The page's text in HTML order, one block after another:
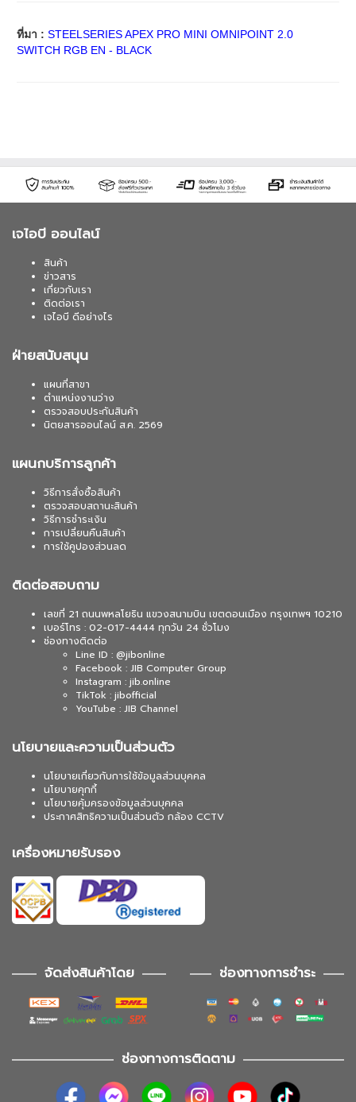
ที่มา : STEELSERIES APEX PRO MINI OMNIPOINT 2.0
SWITCH RGB EN - BLACK
เจไอบี ออนไลน์
สินค้า
ข่าวสาร
เกี่ยวกับเรา
ติดต่อเรา
เจไอบี ดีอย่างไร
ฝ่ายสนับสนุน
แผนที่สาขา
ตำแหน่งงานว่าง
ตรวจสอบประกันสินค้า
นิตยสารออนไลน์ ส.ค. 2569
แผนกบริการลูกค้า
วิธีการสั่งซื้อสินค้า
ตรวจสอบสถานะสินค้า
วิธีการชำระเงิน
การเปลี่ยนคืนสินค้า
การใช้คูปองส่วนลด
ติดต่อสอบถาม
เลขที่ 21 ถนนพหลโยธิน แขวงสนามบิน เขตดอนเมือง กรุงเทพฯ 10210
เบอร์โทร : 02-017-4444 ทุกวัน 24 ชั่วโมง
ช่องทางติดต่อ
Line ID : @jibonline
Facebook : JIB Computer Group
Instagram : jib.online
TikTok : jibofficial
YouTube : JIB Channel
นโยบายและความเป็นส่วนตัว
นโยบายเกี่ยวกับการใช้ข้อมูลส่วนบุคคล
นโยบายคุกกี้
นโยบายคุ้มครองข้อมูลส่วนบุคคล
ประกาศสิทธิความเป็นส่วนตัว กล้อง CCTV
เครื่องหมายรับรอง
จัดส่งสินค้าโดย ช่องทางการชำระ
ช่องทางการติดตาม